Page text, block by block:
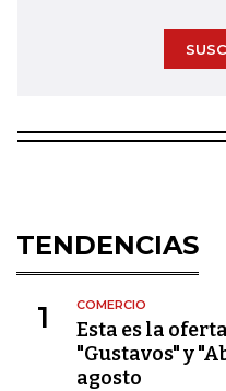
TENDENCIAS
1 COMERCIO
Esta es la
"Gustavos" y
agosto